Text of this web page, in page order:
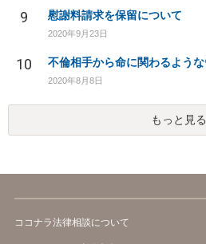
9 慰謝料請求を保留について
2020年9月23日
10
2020年8月8日
もっと見る
ココナラ法律相談について